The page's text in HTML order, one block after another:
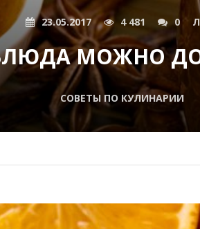
23.05.2017 4 481 0
МОЖНО
СОВЕТЫ ПО КУЛИНАРИИ